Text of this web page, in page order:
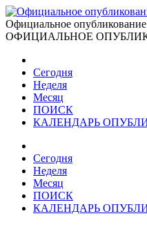
Официальное
ОФИЦИАЛЬНОЕ
Сегодня
Неделя
Месяц
ПОИСК
КАЛЕНДАРЬ
Сегодня
Неделя
Месяц
ПОИСК
КАЛЕНДАРЬ